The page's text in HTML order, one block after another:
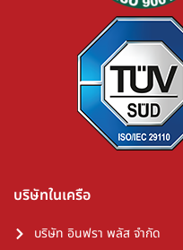
บริษัทในเครือ
บริษัท อินฟรา พลัส จำกัด